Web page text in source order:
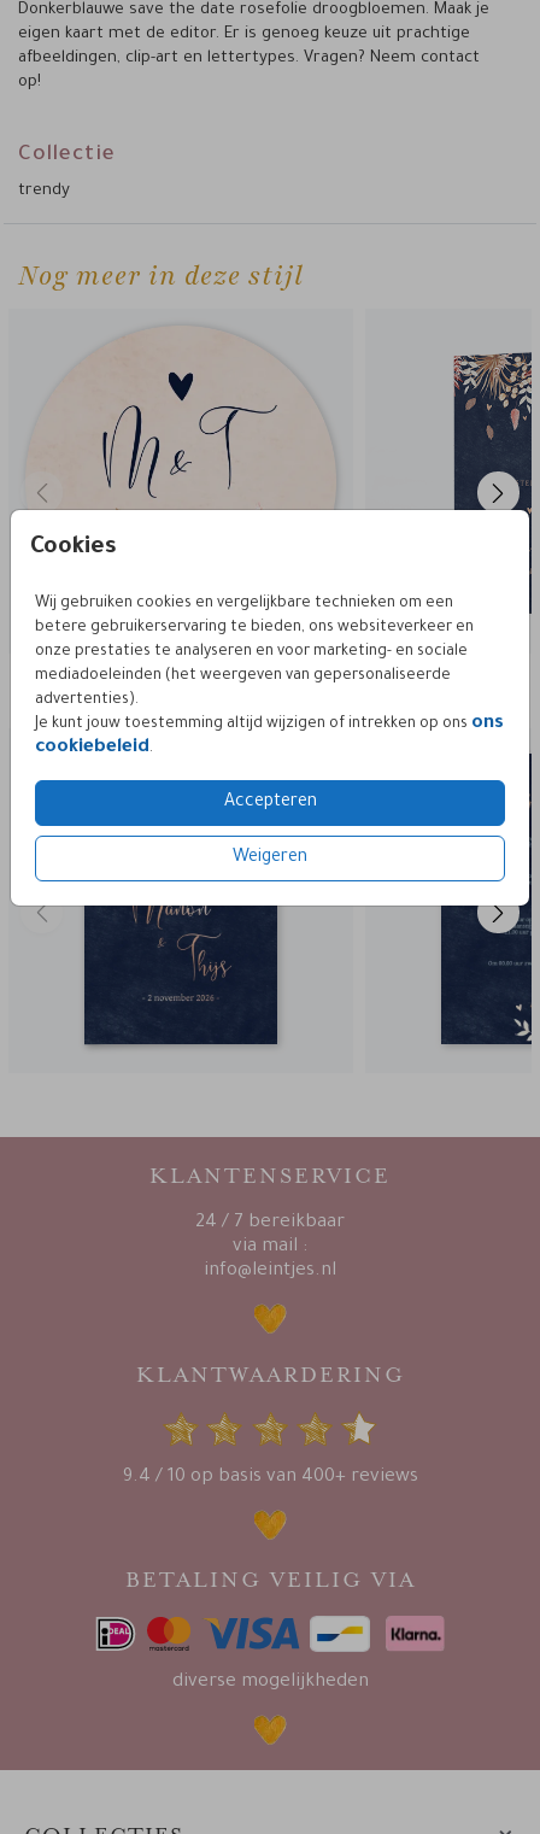
Cookies
Wij gebruiken cookies en vergelijkbare technieken om een
betere gebruikerservaring te bieden, ons websiteverkeer en
onze prestaties te analyseren en voor marketing- en sociale
mediadoeleinden (het weergeven van gepersonaliseerde
advertenties).
Je kunt jouw toestemming altijd wijzigen of intrekken op ons ons
cookiebeleid.
Accepteren
Weigeren
Donkerblauwe save the date rosefolie droogbloemen. Maak je
eigen kaart met de editor. Er is genoeg keuze uit prachtige
afbeeldingen, clip-art en lettertypes. Vragen? Neem contact
op!
Collectie
trendy
Nog meer in deze stijl
Deze vind je misschien ook leuk
KLANTENSERVICE
24 / 7 bereikbaar
via mail :
info@leintjes.nl
KLANTWAARDERING
9.4 / 10 op basis van 400+ reviews
BETALING VEILIG VIA
diverse mogelijkheden